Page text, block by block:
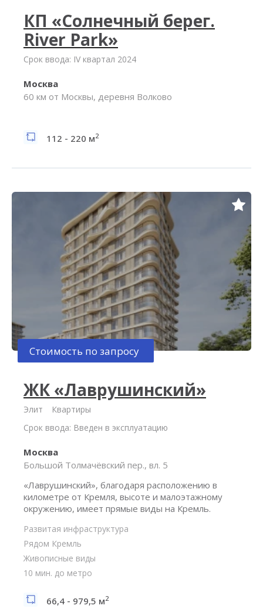
КП «Солнечный берег.
River Park»
Срок ввода: IV квартал 2024
Москва
60 км от Москвы, деревня Волково
112 - 220 м2
Стоимость по запросу
ЖК «Лаврушинский»
Элит
Квартиры
Срок ввода: Введен в эксплуатацию
Москва
Большой Толмачёвский пер., вл. 5
«Лаврушинский», благодаря расположению в
километре от Кремля, высоте и малоэтажному
окружению, имеет прямые виды на Кремль.
Развитая инфраструктура
Рядом Кремль
Живописные виды
10 мин. до метро
66,4 - 979,5 м2